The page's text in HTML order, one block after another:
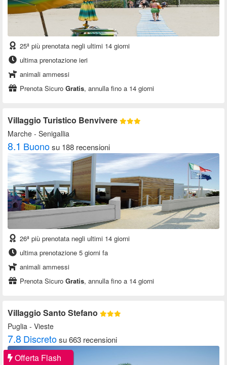
25ª più prenotata negli ultimi 14 giorni
ultima prenotazione ieri
animali ammessi
Prenota Sicuro Gratis, annulla fino a 14 giorni
Villaggio Turistico Benvivere
Marche - Senigallia
8.1 Buonosu 188 recensioni
26ª più prenotata negli ultimi 14 giorni
ultima prenotazione 5 giorni fa
animali ammessi
Prenota Sicuro Gratis, annulla fino a 14 giorni
Villaggio Santo Stefano
Puglia - Vieste
7.8 Discretosu 663 recensioni
Offerta Flash